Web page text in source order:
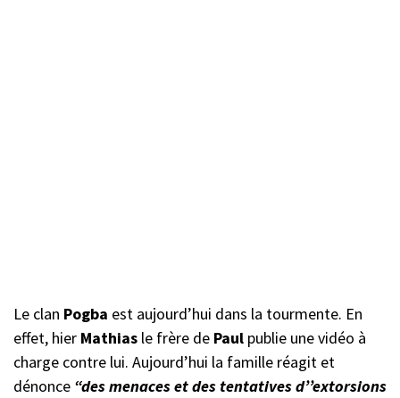
Le clan Pogba est aujourd’hui dans la tourmente. En
effet, hier Mathias le frère de Paul publie une vidéo à
charge contre lui. Aujourd’hui la famille réagit et
dénonce “des menaces et des tentatives d’’extorsions